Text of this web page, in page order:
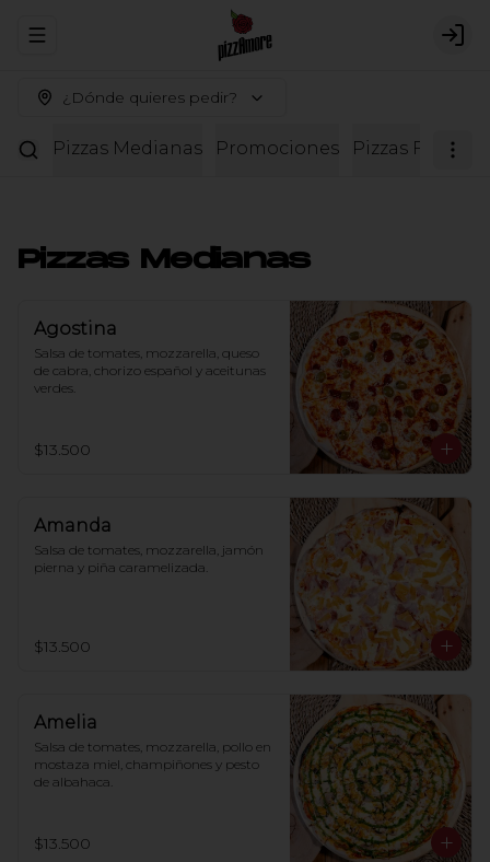
Abrir menu de navegación
¿Dónde quieres pedir?
Pizzas Medianas Promociones Pizzas
Pizzas Medianas
Agostina
Salsa de tomates, mozzarella, queso
de cabra, chorizo español y aceitunas
verdes.
$13.500
Amanda
Salsa de tomates, mozzarella, jamón
pierna y piña caramelizada.
$13.500
Amelia
Salsa de tomates, mozzarella, pollo en
mostaza miel, champiñones y pesto
de albahaca.
$13.500